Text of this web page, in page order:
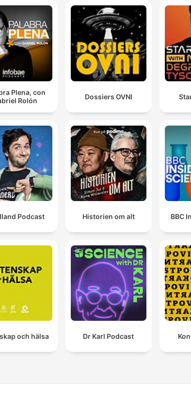
Plena, con
Rolón
Dossiers OVNI
Podcast Historien om alt BBC
och hälsa Dr Karl Podcast